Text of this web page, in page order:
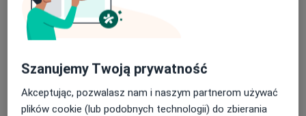
Dorośli (Tylko pod niektórymi adresami)
Dzieci (Tylko pod niektórymi adresami)
Stacjonarne Zobacz lokalizacje (2)
Konsultacje onlineZobacz kalendarz online
Szanujemy Twoją prywatność
Akceptując, pozwalasz nam i naszym partnerom używać
plików cookie (lub podobnych technologii) do zbierania